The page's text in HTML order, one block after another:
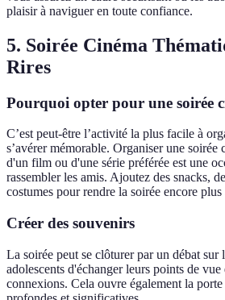
plaisir à naviguer en toute confiance.
5. Soirée Cinéma
Rires
Pourquoi opter pour une soirée
C’est peut-être l’activité la plus facile à
s’avérer mémorable. Organiser une soirée
d'un film ou d'une série préférée est une
rassembler les amis. Ajoutez des snacks,
costumes pour rendre la soirée encore plus
Créer des souvenirs
La soirée peut se clôturer par un débat
adolescents d'échanger leurs points de
connexions. Cela ouvre également la